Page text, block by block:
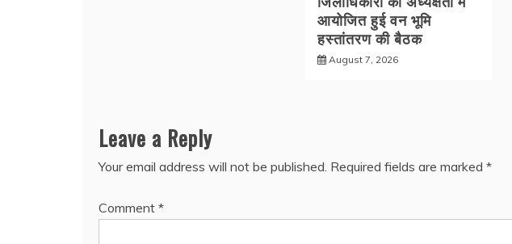
आयोजित हुई वन भूमि
हस्तांतरण की बैठक
August 7, 2026
Leave a Reply
Your email address will not be published. Required fields are marked *
Comment *